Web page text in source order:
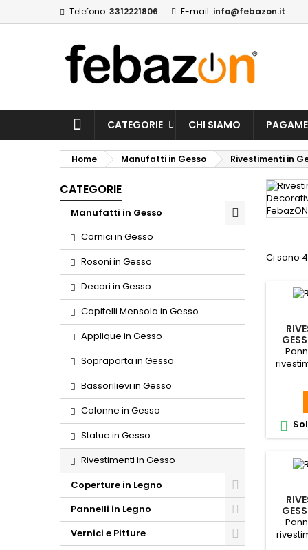
Telefono: 3312221806 E-mail: info@febazon.it
CATEGORIE CHI SIAMO
Home Manufatti in Gesso Rivestimenti in
CATEGORIE
Manufatti in Gesso
Cornici in Gesso
Rosoni in Gesso
Decori in Gesso
Capitelli Mensola in Gesso
Applique in Gesso
Sopraporta in Gesso
Bassorilievi in Gesso
Colonne in Gesso
Statue in Gesso
Rivestimenti in Gesso
Coperture in Legno
Pannelli in Legno
Vernici e Pitture
Ci sono
